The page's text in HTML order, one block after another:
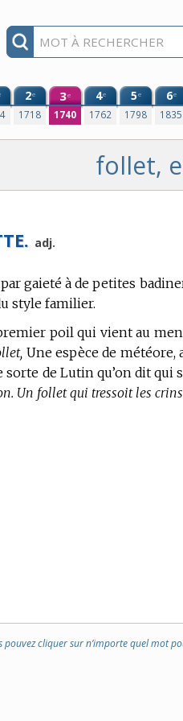
2e
1718
3e
1740
4e
1762
5e
1798
6e
1835
follet,
adj.
gaieté à de petites
style familier.
poil qui vient au
Une espèce de
sorte de Lutin qu’on dit qui
Un follet qui tressoit les
pouvez cliquer sur n’importe quel mot